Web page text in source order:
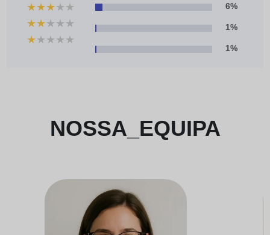
★★★★ ★
★★★ ★ ★
★★ ★ ★ ★
6%
1%
1%
NOSSA_EQUIPA